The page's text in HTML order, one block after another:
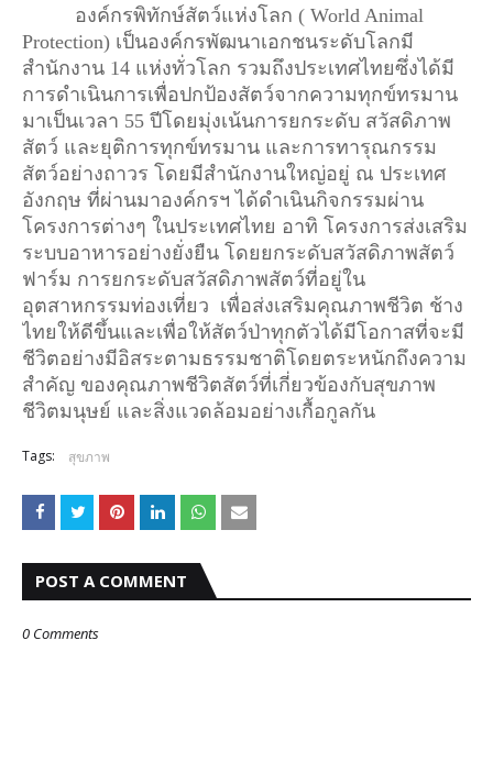
องค์กรพิทักษ์สัตว์แห่งโลก ( World Animal
Protection) เป็นองค์กรพัฒนาเอกชนระดับโลกมี
สำนักงาน 14 แห่งทั่วโลก รวมถึงประเทศไทยซึ่งได้มี
การดำเนินการเพื่อปกป้องสัตว์จากความทุกข์ทรมาน
มาเป็นเวลา 55 ปีโดยมุ่งเน้นการยกระดับ สวัสดิภาพ
สัตว์ และยุติการทุกข์ทรมาน และการทารุณกรรม
สัตว์อย่างถาวร โดยมีสำนักงานใหญ่อยู่ ณ ประเทศ
อังกฤษ ที่ผ่านมาองค์กรฯ ได้ดำเนินกิจกรรมผ่าน
โครงการต่างๆ ในประเทศไทย อาทิ โครงการส่งเสริม
ระบบอาหารอย่างยั่งยืน โดยยกระดับสวัสดิภาพสัตว์
ฟาร์ม การยกระดับสวัสดิภาพสัตว์ที่อยู่ใน
อุตสาหกรรมท่องเที่ยว  เพื่อส่งเสริมคุณภาพชีวิต ช้าง
ไทยให้ดีขึ้นและเพื่อให้สัตว์ป่าทุกตัวได้มีโอกาสที่จะมี
ชีวิตอย่างมีอิสระตามธรรมชาติโดยตระหนักถึงความ
สำคัญ ของคุณภาพชีวิตสัตว์ที่เกี่ยวข้องกับสุขภาพ
ชีวิตมนุษย์ และสิ่งแวดล้อมอย่างเกื้อกูลกัน
Tags: สุขภาพ
POST A COMMENT
0 Comments